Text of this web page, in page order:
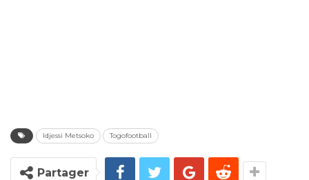
Idjessi Metsoko Togofootball
Partager